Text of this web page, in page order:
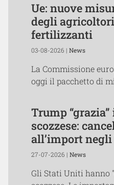
Ue: nuove
degli
fertilizzanti
03-08-2026 | News
La Commissione
oggi il pacchetto di
Trump
scozzese:
all’import negli
27-07-2026 | News
Gli Stati Uniti hanno